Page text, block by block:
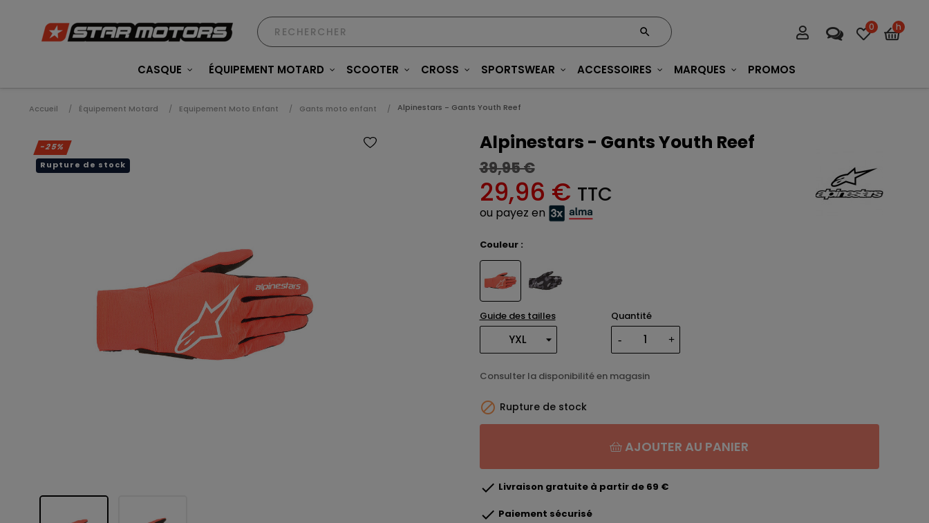
0 h
CASQUE ÉQUIPEMENT MOTARD SCOOTER CROSS SPORTSWEAR ACCESSOIRES MARQUES PROMOS
Accueil Équipement Motard Equipement Moto Enfant Gants moto enfant Alpinestars - Gants Youth Reef
-25%
Rupture de stock
Alpinestars - Gants Youth Reef
39,95 €
29,96 € TTC
ou payez en
Couleur :
Guide des tailles Quantité
Consulter la disponibilité en magasin
 Rupture de stock
AJOUTER AU PANIER
 Livraison gratuite à partir de 69 €
 Paiement sécurisé